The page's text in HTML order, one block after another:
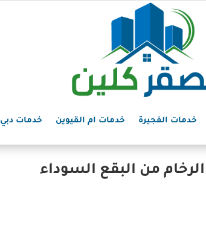
خدمات الفجيرة خدمات ام القيوين خدمات دبي
من البقع السوداء